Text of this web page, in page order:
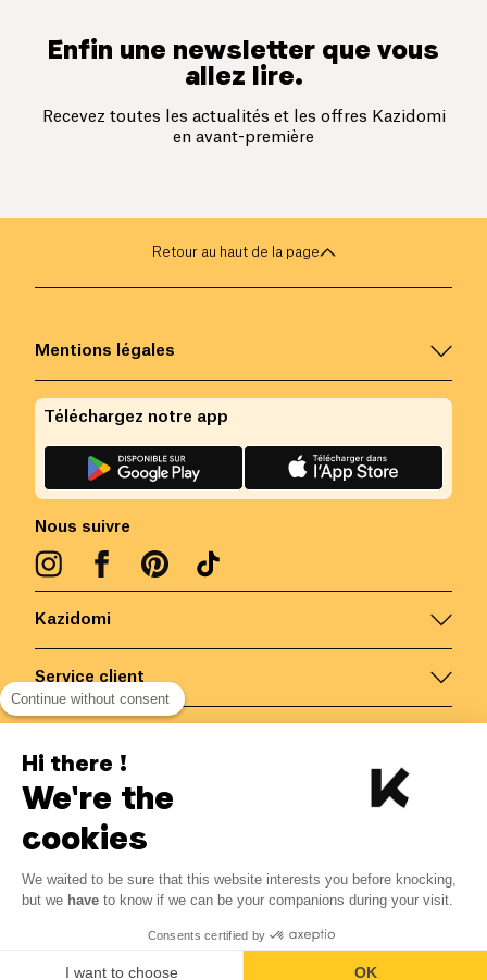
Enfin une newsletter que vous
allez lire.
Recevez toutes les actualités et les offres Kazidomi
en avant-première
2.54€ 2.16 € -15% ?
Economisez 0.38 € avec K+
Me notifier
Retour au haut de la page
Kazidomi
Service client
Mentions légales
Nous suivre
Téléchargez notre app
Belgique/FR
Tous droits réservés
Continue without consent
Hi there !
We're the
cookies
We waited to be sure that this website interests you before knocking,
but we have to know if we can be your companions during your visit.
Consents certified by
I want to choose OK